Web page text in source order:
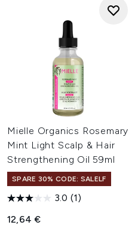
Mielle Organics Rosemary
Mint Light Scalp & Hair
Strengthening Oil 59ml
SPARE 30% CODE: SALELF
3.0 (1)
12,64 €